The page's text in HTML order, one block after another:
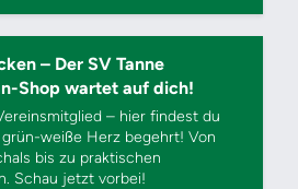
– Der SV Tanne
Shop wartet auf dich!
– hier findest du
grün-weiße Herz begehrt! Von
bis zu praktischen
Schau jetzt vorbei!